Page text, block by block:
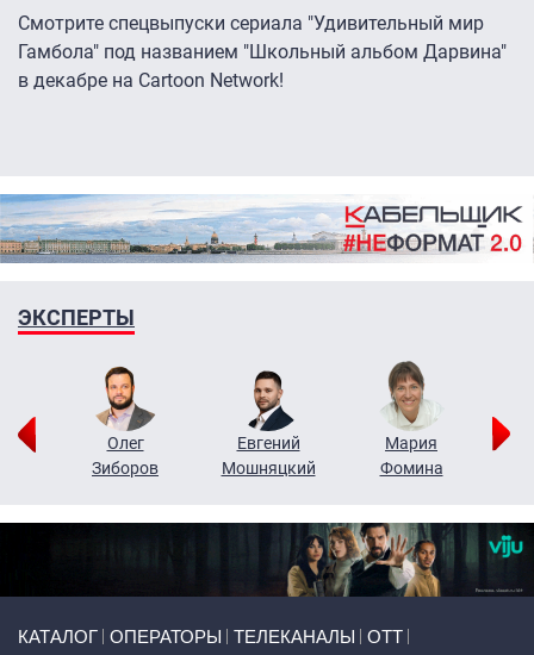
Смотрите спецвыпуски сериала "Удивительный мир
Гамбола" под названием "Школьный альбом Дарвина"
в декабре на Cartoon Network!
ЭКСПЕРТЫ
Олег
Зиборов
Евгений
Мошняцкий
Мария
Фомина
КАТАЛОГ ОПЕРАТОРЫ ТЕЛЕКАНАЛЫ ОТТ